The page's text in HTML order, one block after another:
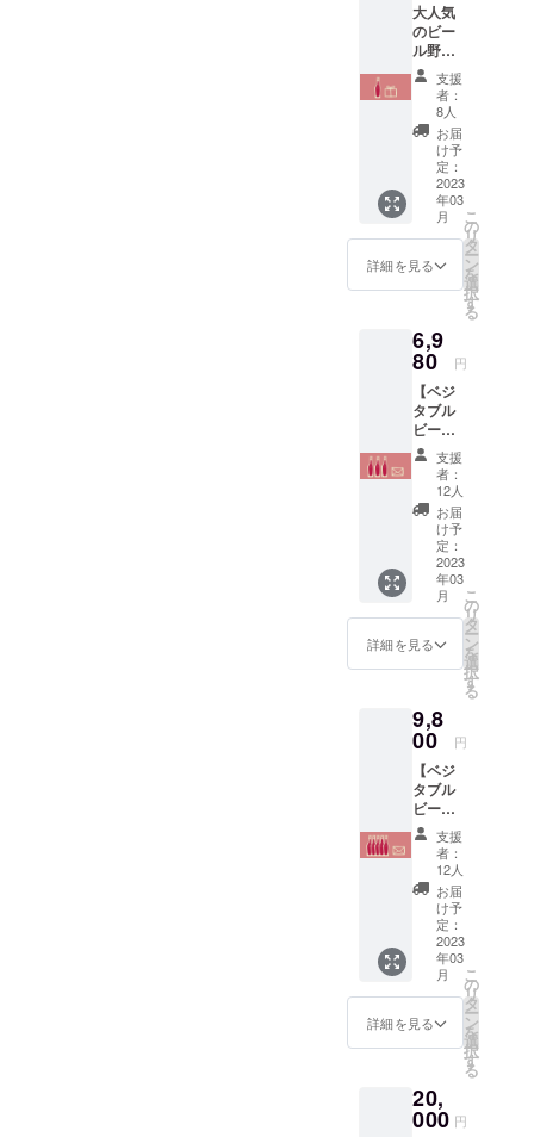
大人気
のビー
ル野菜
セット
２０個
加！！
！！！
【ベジ
タブル
ビール1
本】
【さわ
やま農
場おま
かせ野
ト８種
（2,000
円相
当）】
・ビー
ツ ・紫
白菜 ・
レッド
キャベ
ツ ・
リーキ
・ミニ
トマト
mix ・
ペコロ
ス など
西洋野
合せ。
※お届け
予定
日：
ビール
と野菜
セット
の発送
は別々
となる
可能性
があり
ます。
ビール
（2023
年3月ま
で）・
年9~10
月）
支援
者：
8人
お届
け予
定：
2023
年03
月
詳細を見る
こ
の
リ
タ
ー
ン
を
選
択
す
る
6,9
80 円
【ベジ
タブル
ビール3
本】
【さわ
やま農
場より
お礼の
メー
ル】
支援
者：
12人
お届
け予
定：
2023
年03
月
詳細を見る
こ
の
リ
タ
ー
ン
を
選
択
す
る
9,8
00 円
【ベジ
タブル
ビール5
本セッ
ト】
【さわ
やま農
場より
お礼の
メー
ル】
支援
者：
12人
お届
け予
定：
2023
年03
月
詳細を見る
こ
の
リ
タ
ー
ン
を
選
択
す
る
20,
000 円